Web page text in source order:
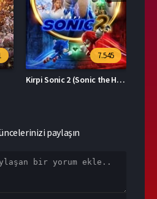
7.545
Kirpi Sonic 2 (Sonic the Hedgehog 2)
paylaşın